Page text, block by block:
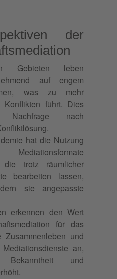
der
Gebieten leben
auf engem
was zu mehr
Konflikten führt. Dies
nach
hat die Nutzung
die trotz räumlicher
bearbeiten lassen,
sie angepasste
erkennen den Wert
für das
Zusammenleben und
an,
und